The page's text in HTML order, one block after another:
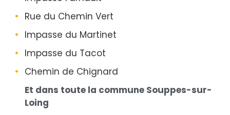
Rue du Chemin Vert
Impasse du Martinet
Impasse du Tacot
Chemin de Chignard
Et dans toute la commune Souppes-sur-
Loing